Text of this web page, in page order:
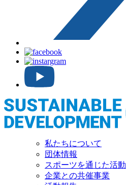
私たちについて
団体情報
スポーツを通じた活動
企業との共催事業